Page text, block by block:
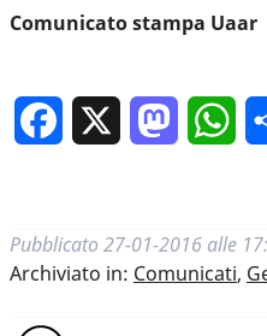
Comunicato stampa Uaar
Facebook
Pubblicato 27-01-2016 alle
Archiviato in: Comunicati,